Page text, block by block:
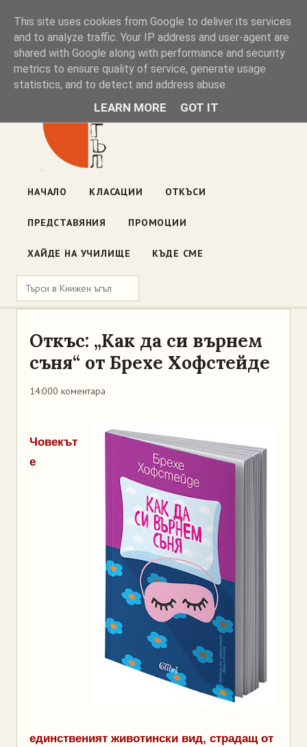
Книжен ъгъл
Блог на книжарницата — класации, откъси, нови книги
ул. „Оборище" 117, София· пон–пет 10:00–19:00 ·
НАЧАЛО КЛАСАЦИИ ОТКЪСИ
ПРЕДСТАВЯНИЯ ПРОМОЦИИ
ХАЙДЕ НА УЧИЛИЩЕ КЪДЕ СМЕ
Откъс: „Как да си върнем
съня“ от Брехе Хофстейде
14:000 коментара
Човекът
е
единственият животински вид, страдащ от
This site uses cookies from Google to deliver its services
and to analyze traffic. Your IP address and user-agent are
shared with Google along with performance and security
metrics to ensure quality of service, generate usage
statistics, and to detect and address abuse.
LEARN MORE GOT IT